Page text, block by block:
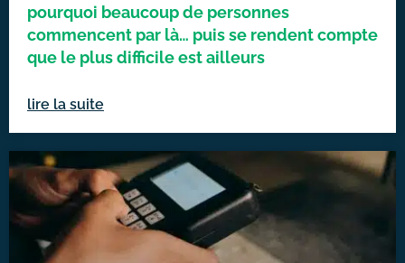
pourquoi beaucoup de personnes
commencent par là… puis se rendent compte
que le plus difficile est ailleurs
lire la suite